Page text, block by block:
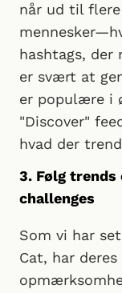
når ud til
hashtags,
er svært at
er populære i
"Discover"
hvad der
3. Følg
challenges
Som vi har
Cat, har